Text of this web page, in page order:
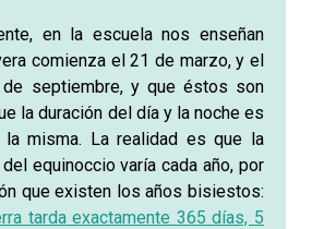
en la escuela nos enseñan
comienza el 21 de marzo, y el
septiembre, y que éstos son
la duración del día y la noche es
la misma. La realidad es que la
equinoccio varía cada año, por
que existen los años bisiestos:
tarda exactamente 365 días, 5